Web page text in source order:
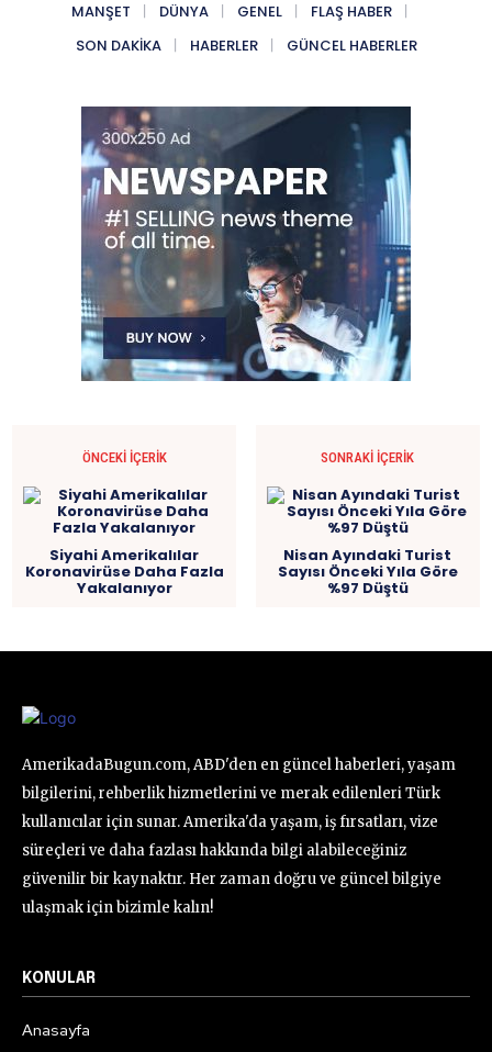
MANŞET DÜNYA GENEL
FLAŞ HABER
SON DAKIKA
HABERLER GÜNCEL HABERLER
ÖNCEKI İÇERIK
Siyahi Amerikalılar
Koronavirüse Daha Fazla
Yakalanıyor
SONRAKI İÇERIK
Nisan Ayındaki Turist
Sayısı Önceki Yıla Göre
%97 Düştü
AmerikadaBugun.com, ABD'den en güncel haberleri, yaşam
bilgilerini, rehberlik hizmetlerini ve merak edilenleri Türk
kullanıcılar için sunar. Amerika'da yaşam, iş fırsatları, vize
süreçleri ve daha fazlası hakkında bilgi alabileceğiniz
güvenilir bir kaynaktır. Her zaman doğru ve güncel bilgiye
ulaşmak için bizimle kalın!
KONULAR
Anasayfa